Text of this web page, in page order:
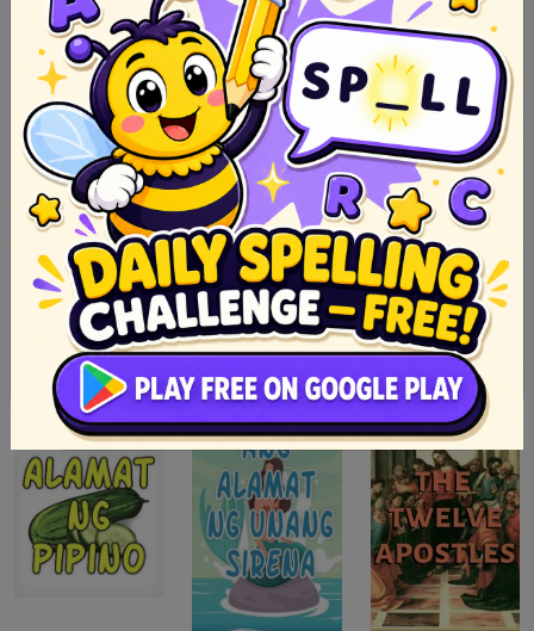
ating pagkakakilanlan bilang mga Pilipino.
7020
SHARES